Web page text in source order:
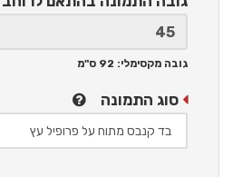
גובה מקסימלי: 92 ס"מ
סוג התמונה